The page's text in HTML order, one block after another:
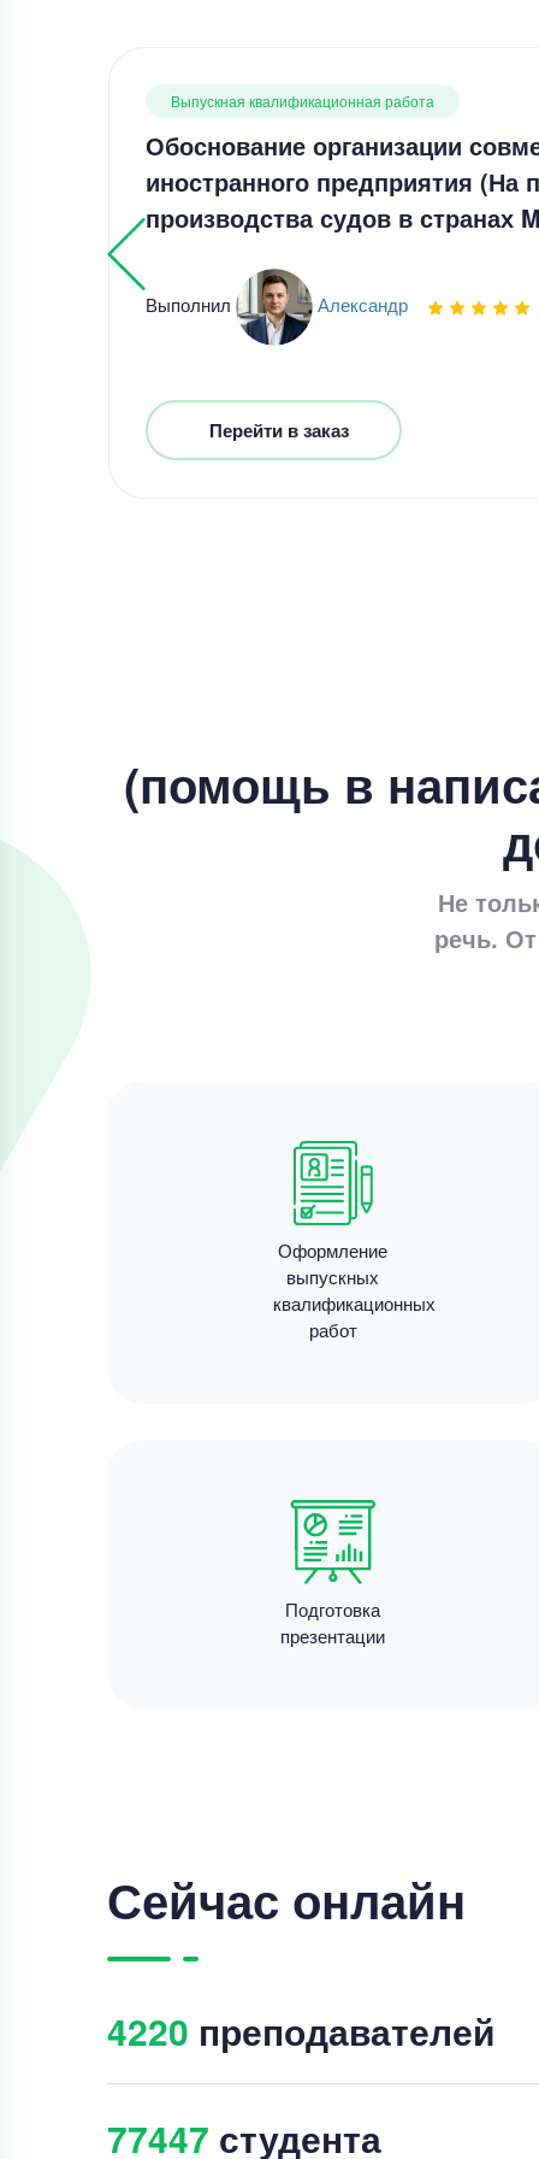
Выпускная квалификационная работа
Обоснование организации
иностранного предприятия (На
производства судов в странах
Выполнил Александр
Перейти в заказ
(помощь в
Не
речь.
Оформление
выпускных
квалификационных
работ
Подготовка
презентации
Сейчас онлайн
4226 преподавателей
77461 студента